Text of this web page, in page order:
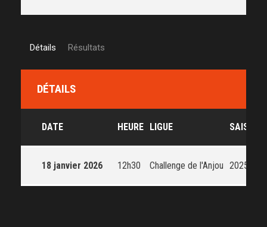
Détails Résultats
DÉTAILS
DATE HEURE LIGUE SAISON
18 janvier 2026 12h30 Challenge de l'Anjou 2025-